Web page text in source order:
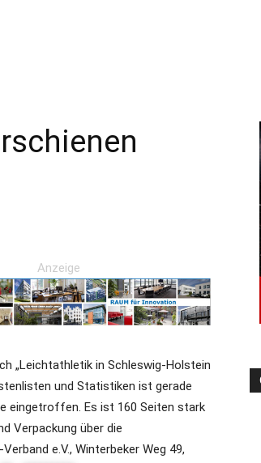
für
die
Anzeige
„Leichtathletik in Schleswig-Holstein
und Statistiken ist gerade
eingetroffen. Es ist 160 Seiten stark
Verpackung über die
e.V., Winterbeker Weg 49,